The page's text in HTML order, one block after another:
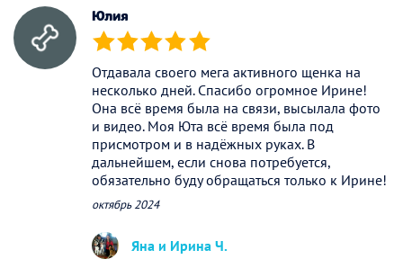
Юлия
(*) (*) (*) (*) (*)
Отдавала своего мега активного щенка на
несколько дней. Спасибо огромное Ирине!
Она всё время была на связи, высылала фото
и видео. Моя Юта всё время была под
присмотром и в надёжных руках. В
дальнейшем, если снова потребуется,
обязательно буду обращаться только к Ирине!
октябрь 2024
Яна и Ирина Ч.